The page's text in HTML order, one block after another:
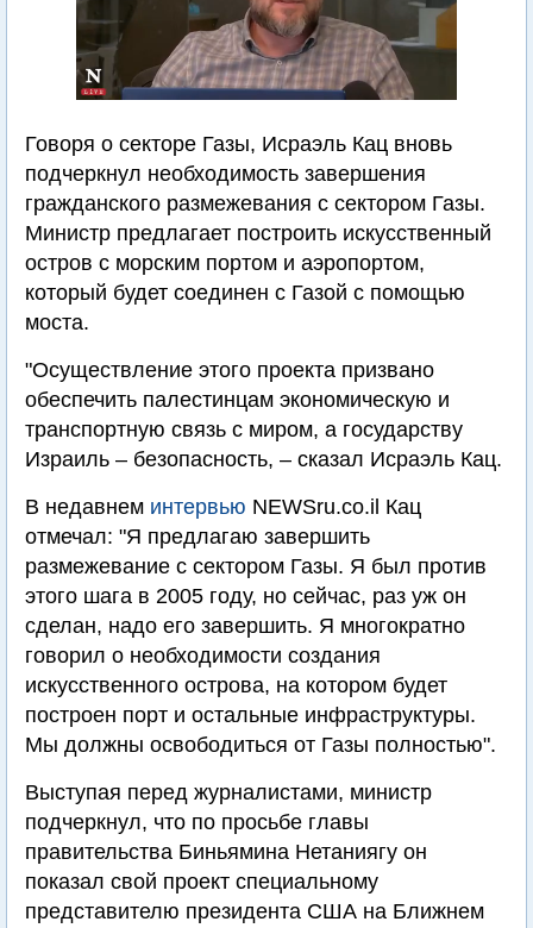
Говоря о секторе Газы, Исраэль Кац вновь
подчеркнул необходимость завершения
гражданского размежевания с сектором Газы.
Министр предлагает построить искусственный
остров с морским портом и аэропортом,
который будет соединен с Газой с помощью
моста.
"Осуществление этого проекта призвано
обеспечить палестинцам экономическую и
транспортную связь с миром, а государству
Израиль – безопасность, – сказал Исраэль Кац.
В недавнем интервью NEWSru.co.il Кац
отмечал: "Я предлагаю завершить
размежевание с сектором Газы. Я был против
этого шага в 2005 году, но сейчас, раз уж он
сделан, надо его завершить. Я многократно
говорил о необходимости создания
искусственного острова, на котором будет
построен порт и остальные инфраструктуры.
Мы должны освободиться от Газы полностью".
Выступая перед журналистами, министр
подчеркнул, что по просьбе главы
правительства Биньямина Нетаниягу он
показал свой проект специальному
представителю президента США на Ближнем